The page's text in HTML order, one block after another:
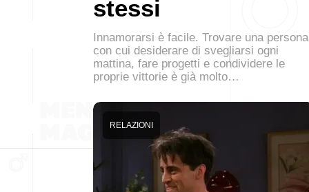
stessi
Innamorarsi è facile. Trovare una persona
con cui desiderare di svegliarsi ogni
mattina, fare progetti e condividere le
proprie vittorie è già molto…
RELAZIONI